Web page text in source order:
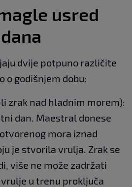
usred
dvije potpuno različite
o godišnjem dobu:
zrak nad hladnim morem):
dan. Maestral donese
mora iznad
je stvorila vrulja. Zrak se
više ne može zadržati
u trenu proključa